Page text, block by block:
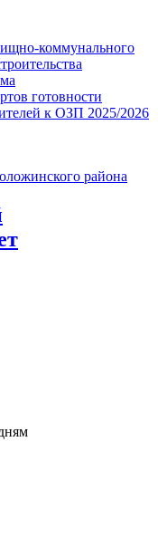
коммунального
готовности
к ОЗП 2025/2026